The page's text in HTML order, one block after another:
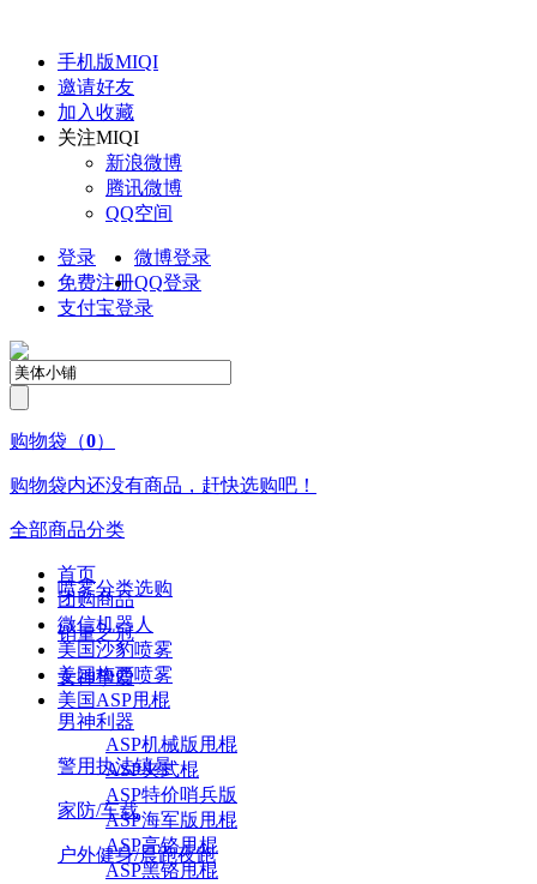
手机版MIQI
邀请好友
加入收藏
关注MIQI
新浪微博
腾讯微博
QQ空间
登录
免费注册
微博登录
QQ登录
支付宝登录
购物袋 （0）
购物袋内还没有商品，赶快选购吧！
全部商品分类
喷雾分类选购
销量之冠
女神挚爱
男神利器
警用执法镇暴
家防/车载
户外健身/晨跑夜跑
首页
团购商品
微信机器人
美国沙豹喷雾
美国梅西喷雾
美国ASP甩棍
ASP机械版甩棍
ASP夹式棍
ASP特价哨兵版
ASP海军版甩棍
ASP亮铬甩棍
ASP黑铬甩棍